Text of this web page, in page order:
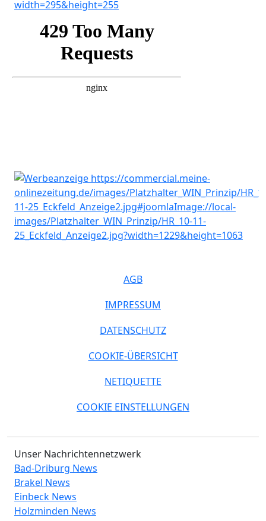
AGB
IMPRESSUM
DATENSCHUTZ
COOKIE-ÜBERSICHT
NETIQUETTE
COOKIE EINSTELLUNGEN
Unser Nachrichtennetzwerk
Bad-Driburg News
Brakel News
Einbeck News
Holzminden News